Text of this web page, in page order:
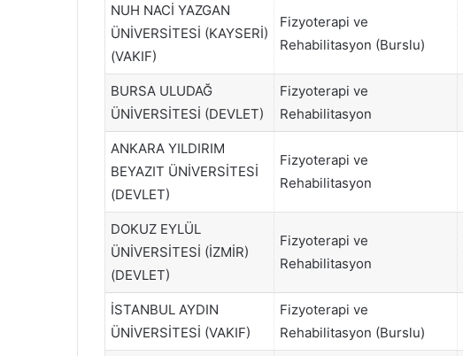
NUH NACİ YAZGAN
ÜNİVERSİTESİ (KAYSERİ)
(VAKIF)
Fizyoterapi ve
Rehabilitasyon (Burslu)
BURSA ULUDAĞ
ÜNİVERSİTESİ (DEVLET)
Fizyoterapi ve
Rehabilitasyon
ANKARA YILDIRIM
BEYAZIT ÜNİVERSİTESİ
(DEVLET)
Fizyoterapi ve
Rehabilitasyon
DOKUZ EYLÜL
ÜNİVERSİTESİ (İZMİR)
(DEVLET)
Fizyoterapi ve
Rehabilitasyon
İSTANBUL AYDIN
ÜNİVERSİTESİ (VAKIF)
Fizyoterapi ve
Rehabilitasyon (Burslu)